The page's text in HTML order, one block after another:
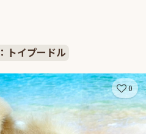
トイプードル
0